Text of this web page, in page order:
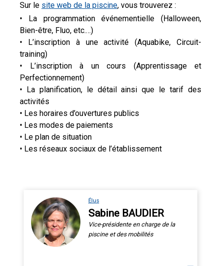
Sur le site web de la piscine, vous trouverez :
• La programmation événementielle (Halloween,
Bien-être, Fluo, etc.…)
• L’inscription à une activité (Aquabike, Circuit-
training)
• L’inscription à un cours (Apprentissage et
Perfectionnement)
• La planification, le détail ainsi que le tarif des
activités
• Les horaires d’ouvertures publics
• Les modes de paiements
• Le plan de situation
• Les réseaux sociaux de l’établissement
Élus
Sabine BAUDIER
Vice-présidente en charge de la
piscine et des mobilités